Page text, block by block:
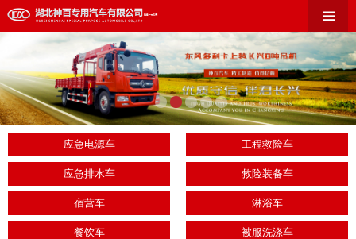
应急电源车 工程救险车
应急排水车 救险装备车
宿营车 淋浴车
餐饮车 被服洗涤车